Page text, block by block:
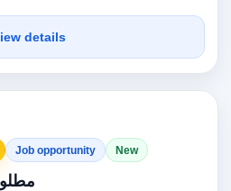
details
Job opportunity New